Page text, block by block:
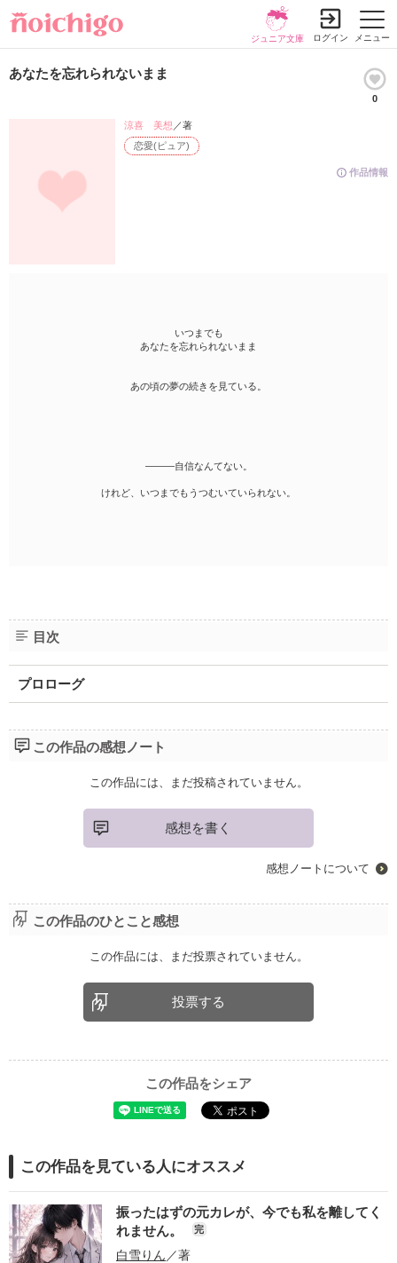
メニュー
ジュニア文庫 ログイン
あなたを忘れられないまま
0
作品情報
恋愛(ピュア)
涼喜 美想 ／著
いつまでも
あなたを忘れられないまま
あの頃の夢の続きを見ている。
―――自信なんてない。
けれど、いつまでもうつむいていられない。
目次
プロローグ
この作品の感想ノート
この作品には、まだ投稿されていません。
感想を書く
感想ノートについて
この作品のひとこと感想
この作品には、まだ投票されていません。
投票する
この作品をシェア
この作品を見ている人にオススメ
振ったはずの元カレが、今でも私を離してく
れません。
完
白雪りん ／著